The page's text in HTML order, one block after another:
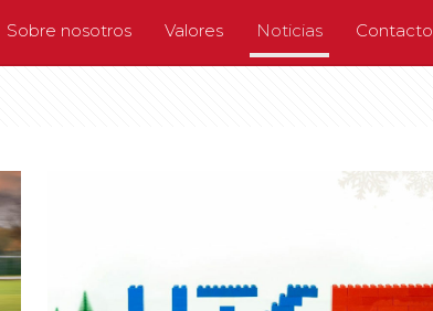
Sobre nosotros Valores Noticias Contacto